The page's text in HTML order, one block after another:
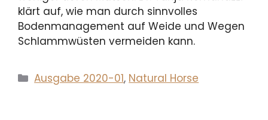
klärt auf, wie man durch sinnvolles
Bodenmanagement auf Weide und Wegen
Schlammwüsten vermeiden kann.
Kategorien
Ausgabe 2020-01, Natural Horse